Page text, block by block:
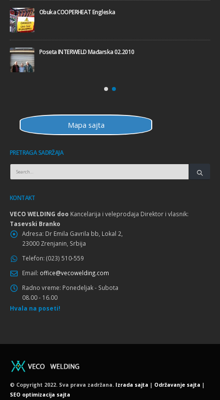
Obuka COOPERHEAT Engleska
Poseta INTERWELD Mađarska 02.2010
Mapa sajta
PRETRAGA SADRŽAJA
KONTAKT
VECO WELDING doo Kancelarija i veleprodaja Direktor i vlasnik:
Tasevski Branko
Adresa: Dr Emila Gavrila bb, Lokal 2,
23000 Zrenjanin, Srbija
Telefon: (023) 510-559
Email: office@vecowelding.com
Radno vreme: Ponedeljak - Subota
08.00 - 16.00
Hvala na poseti!
© Copyright 2022. Sva prava zadržana. Izrada sajta | Održavanje sajta |
SEO optimizacija sajta